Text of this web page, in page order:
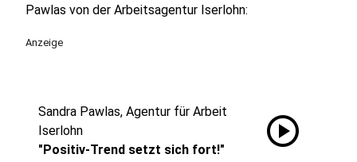
Pawlas von der Arbeitsagentur Iserlohn:
Anzeige
Sandra Pawlas, Agentur für Arbeit
Iserlohn
"Positiv-Trend setzt sich fort!"
play_circle